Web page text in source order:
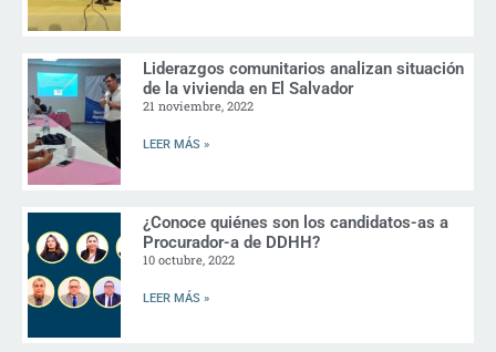
Liderazgos comunitarios analizan situación
de la vivienda en El Salvador
21 noviembre, 2022
LEER MÁS »
¿Conoce quiénes son los candidatos-as a
Procurador-a de DDHH?
10 octubre, 2022
LEER MÁS »